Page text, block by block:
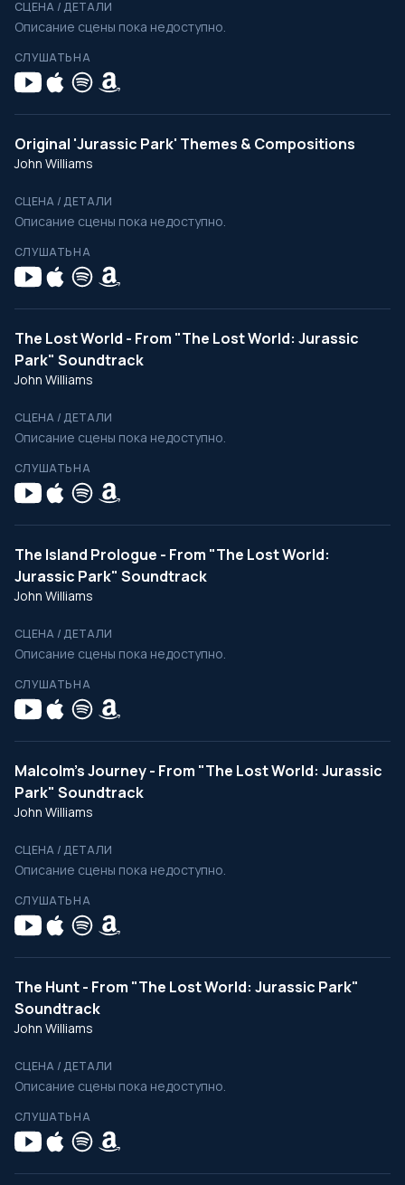
СЦЕНА / ДЕТАЛИ
Описание сцены пока недоступно.
СЛУШАТЬ НА
Original 'Jurassic Park' Themes & Compositions
John Williams
СЦЕНА / ДЕТАЛИ
Описание сцены пока недоступно.
СЛУШАТЬ НА
The Lost World - From "The Lost World: Jurassic
Park" Soundtrack
John Williams
СЦЕНА / ДЕТАЛИ
Описание сцены пока недоступно.
СЛУШАТЬ НА
The Island Prologue - From "The Lost World:
Jurassic Park" Soundtrack
John Williams
СЦЕНА / ДЕТАЛИ
Описание сцены пока недоступно.
СЛУШАТЬ НА
Malcolm's Journey - From "The Lost World: Jurassic
Park" Soundtrack
John Williams
СЦЕНА / ДЕТАЛИ
Описание сцены пока недоступно.
СЛУШАТЬ НА
The Hunt - From "The Lost World: Jurassic Park"
Soundtrack
John Williams
СЦЕНА / ДЕТАЛИ
Описание сцены пока недоступно.
СЛУШАТЬ НА